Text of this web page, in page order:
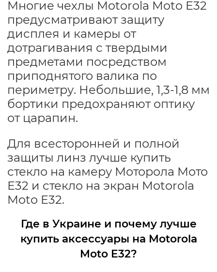
Многие чехлы Motorola Moto E32
предусматривают защиту
дисплея и камеры от
дотрагивания с твердыми
предметами посредством
приподнятого валика по
периметру. Небольшие, 1,3-1,8 мм
бортики предохраняют оптику
от царапин.
Для всесторонней и полной
защиты линз лучше купить
стекло на камеру Моторола Мото
Е32 и стекло на экран Motorola
Moto E32.
Где в Украине и почему лучше
купить аксессуары на Motorola
Moto E32?